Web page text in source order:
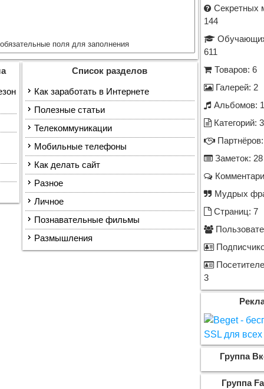
поля для заполнения
Список разделов
Как заработать в Интернете
Полезные статьи
Телекоммуникации
Мобильные телефоны
Как делать сайт
Разное
Личное
Познавательные фильмы
Размышления
Секретных
144
611
Товаров: 6
Галерей: 2
Альбомов: 1
Категорий:
Партнёров:
Заметок: 28
Мудрых
Страниц: 7
3
Группа
Группа